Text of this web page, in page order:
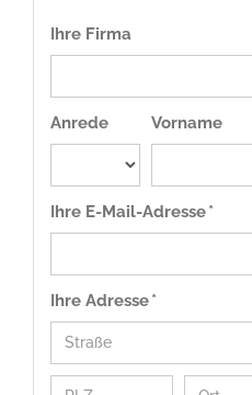
Ihre Firma
Anrede Vorname
Ihre E-Mail-Adresse *
Ihre Adresse *